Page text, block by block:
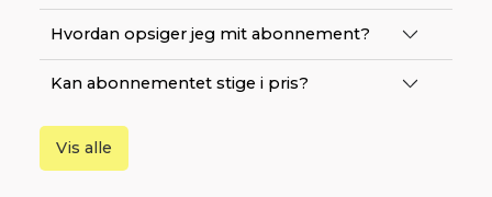
Hvordan opsiger jeg mit abonnement?
Kan abonnementet stige i pris?
Vis alle